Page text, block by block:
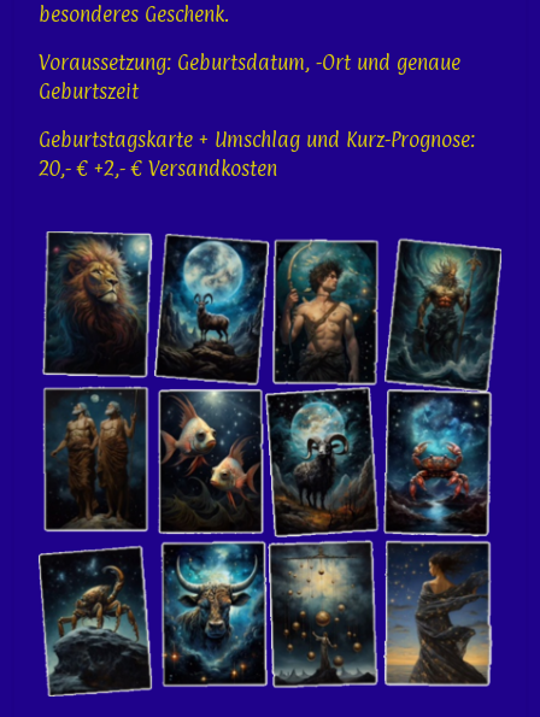
besonderes Geschenk.
Voraussetzung: Geburtsdatum, -Ort und genaue
Geburtszeit
Geburtstagskarte + Umschlag und Kurz-Prognose:
20,- € +2,- € Versandkosten